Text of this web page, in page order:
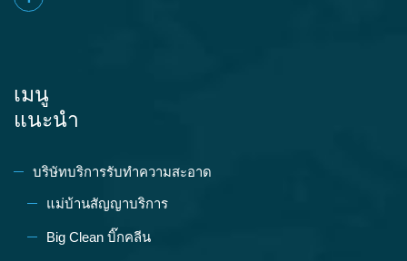
เมนู
แนะนำ
บริษัทบริการรับทำความสะอาด
แม่บ้านสัญญาบริการ
Big Clean บิ๊กคลีน